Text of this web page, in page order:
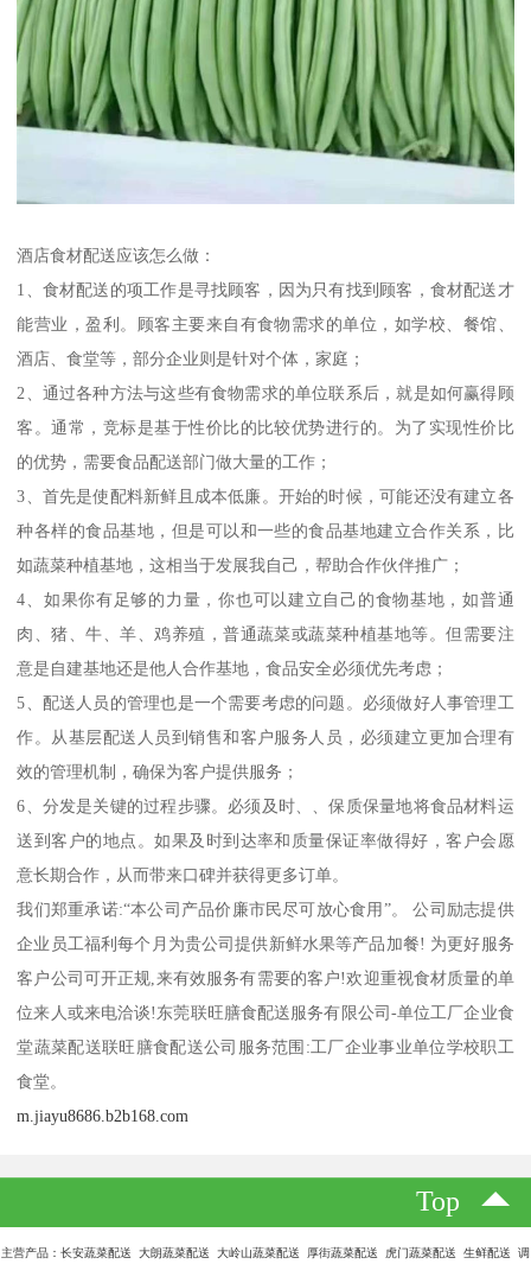
酒店食材配送应该怎么做：
1、食材配送的项工作是寻找顾客，因为只有找到顾客，食材配送才
能营业，盈利。顾客主要来自有食物需求的单位，如学校、餐馆、
酒店、食堂等，部分企业则是针对个体，家庭；
2、通过各种方法与这些有食物需求的单位联系后，就是如何赢得顾
客。通常，竞标是基于性价比的比较优势进行的。为了实现性价比
的优势，需要食品配送部门做大量的工作；
3、首先是使配料新鲜且成本低廉。开始的时候，可能还没有建立各
种各样的食品基地，但是可以和一些的食品基地建立合作关系，比
如蔬菜种植基地，这相当于发展我自己，帮助合作伙伴推广；
4、如果你有足够的力量，你也可以建立自己的食物基地，如普通
肉、猪、牛、羊、鸡养殖，普通蔬菜或蔬菜种植基地等。但需要注
意是自建基地还是他人合作基地，食品安全必须优先考虑；
5、配送人员的管理也是一个需要考虑的问题。必须做好人事管理工
作。从基层配送人员到销售和客户服务人员，必须建立更加合理有
效的管理机制，确保为客户提供服务；
6、分发是关键的过程步骤。必须及时、、保质保量地将食品材料运
送到客户的地点。如果及时到达率和质量保证率做得好，客户会愿
意长期合作，从而带来口碑并获得更多订单。
我们郑重承诺:“本公司产品价廉市民尽可放心食用”。 公司励志提供
企业员工福利每个月为贵公司提供新鲜水果等产品加餐! 为更好服务
客户公司可开正规,来有效服务有需要的客户!欢迎重视食材质量的单
位来人或来电洽谈!东莞联旺膳食配送服务有限公司-单位工厂企业食
堂蔬菜配送联旺膳食配送公司服务范围:工厂企业事业单位学校职工
食堂。
m.jiayu8686.b2b168.com
Top
主营产品：长安蔬菜配送 大朗蔬菜配送 大岭山蔬菜配送 厚街蔬菜配送 虎门蔬菜配送 生鲜配送 调